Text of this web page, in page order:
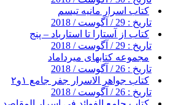
کتاب اسرار مانیه تیسم
تاریخ : 29 / آگوست / 2018
کتاب از آستارا تا استارباد – پنج
تاریخ : 29 / آگوست / 2018
مجموعه کتابهای میرداماد
تاریخ : 26 / آگوست / 2018
کتاب جواهر الاسرار جفر جامع ۱و۲
تاریخ : 26 / آگوست / 2018